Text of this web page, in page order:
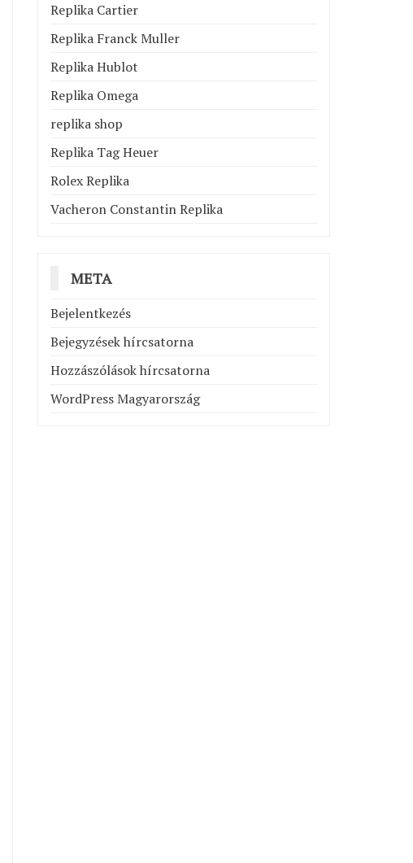
Replika Cartier
Replika Franck Muller
Replika Hublot
Replika Omega
replika shop
Replika Tag Heuer
Rolex Replika
Vacheron Constantin Replika
META
Bejelentkezés
Bejegyzések hírcsatorna
Hozzászólások hírcsatorna
WordPress Magyarország